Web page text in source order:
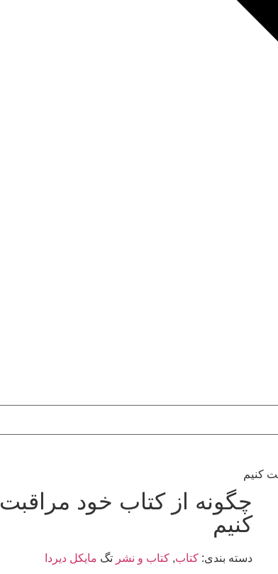
کنیم
چگونه از کتاب خود مراقبت
کنیم
دسته بندی: کتاب, کتاب و نشر تگ مايكل ديردا